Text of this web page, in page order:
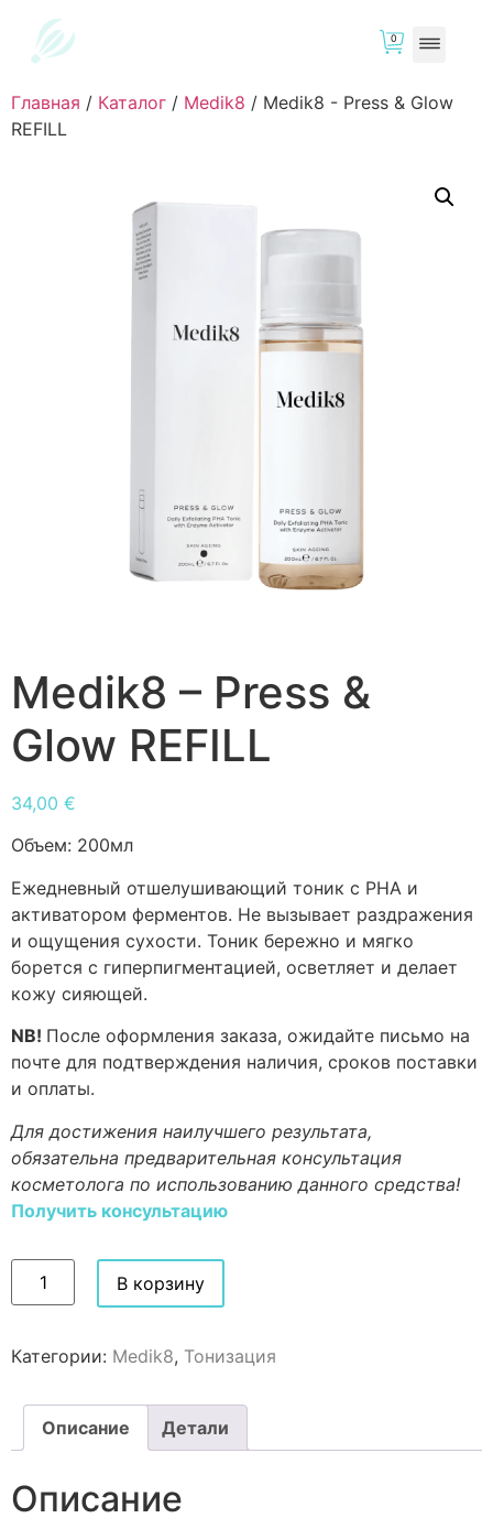
0
Главная / Каталог / Medik8 / Medik8 - Press & Glow
REFILL
Medik8 – Press &
Glow REFILL
34,00 €
Объем: 200мл
Ежедневный отшелушивающий тоник с РНА и
активатором ферментов. Не вызывает раздражения
и ощущения сухости. Тоник бережно и мягко
борется с гиперпигментацией, осветляет и делает
кожу сияющей.
NB! После оформления заказа, ожидайте письмо на
почте для подтверждения наличия, сроков поставки
и оплаты.
Для достижения наилучшего результата,
обязательна предварительная консультация
косметолога по использованию данного средства!
Получить консультацию
В корзину
Категории: Medik8, Тонизация
Описание Детали
Описание